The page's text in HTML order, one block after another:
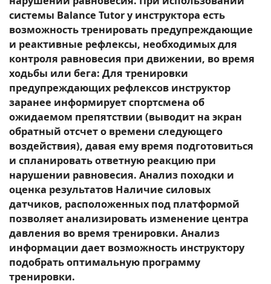
системы Balance Tutor у инструктора есть
возможность тренировать предупреждающие
и реактивные рефлексы, необходимых для
контроля равновесия при движении, во время
ходьбы или бега: Для тренировки
предупреждающих рефлексов инструктор
заранее информирует спортсмена об
ожидаемом препятствии (выводит на экран
обратный отсчет о времени следующего
воздействия), давая ему время подготовиться
и спланировать ответную реакцию при
нарушении равновесия. Анализ походки и
оценка результатов Наличие силовых
датчиков, расположенных под платформой
позволяет анализировать изменение центра
давления во время тренировки. Анализ
информации дает возможность инструктору
подобрать оптимальную программу
тренировки.